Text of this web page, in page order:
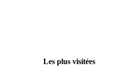
Les plus visitées